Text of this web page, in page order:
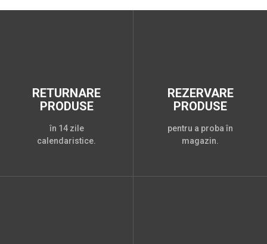
RETURNARE
PRODUSE
în 14 zile
calendaristice.
REZERVARE
PRODUSE
pentru a proba în
magazin.